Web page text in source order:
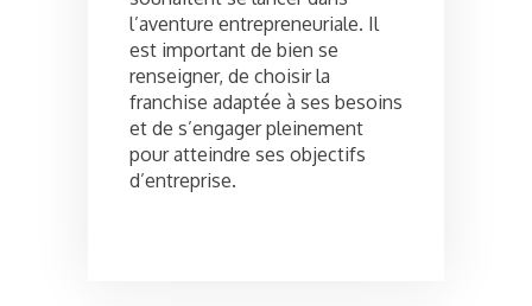
l’aventure entrepreneuriale. Il
est important de bien se
renseigner, de choisir la
franchise adaptée à ses besoins
et de s’engager pleinement
pour atteindre ses objectifs
d’entreprise.